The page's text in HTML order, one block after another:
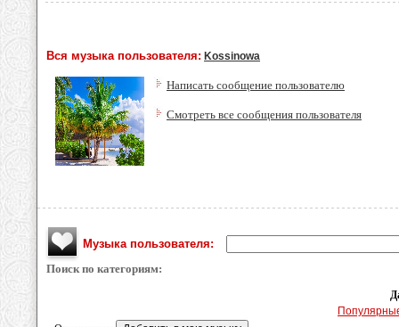
Вся музыка пользователя: Kossinowa
Написать сообщение пользователю
Смотреть все сообщения пользователя
Музыка пользователя:
Поиск по категориям: